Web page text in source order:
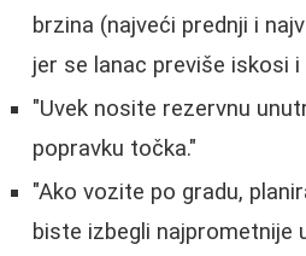
brzina (najveći prednji i
jer se lanac previše iskosi
"Uvek nosite rezervnu
popravku točka."
"Ako vozite po gradu,
biste izbegli najprometnije